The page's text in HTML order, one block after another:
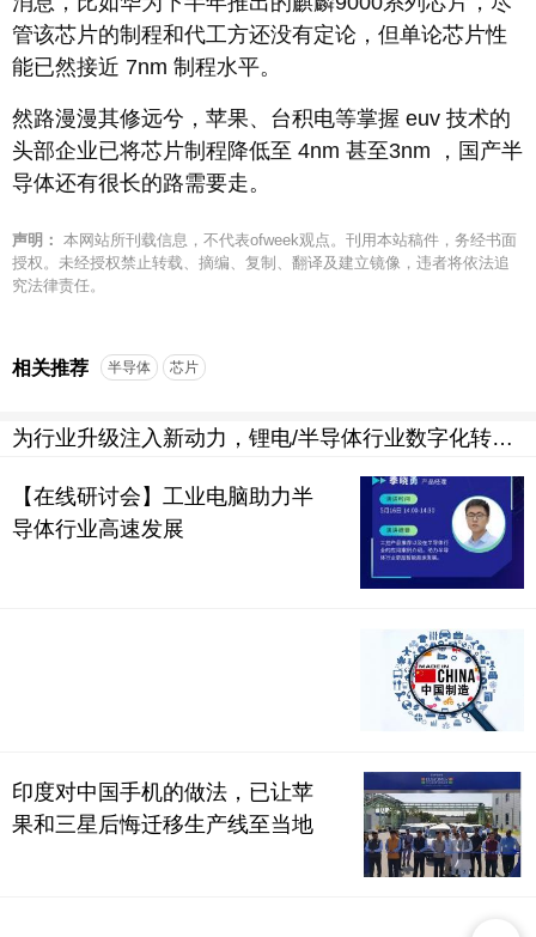
管该芯片的制程和代工方还没有定论，但单论芯片性
能已然接近 7nm 制程水平。
然路漫漫其修远兮，苹果、台积电等掌握 euv 技术的
头部企业已将芯片制程降低至 4nm 甚至3nm ，国产半
导体还有很长的路需要走。
声明： 本网站所刊载信息，不代表ofweek观点。刊用本站稿件，务经书面
授权。未经授权禁止转载、摘编、复制、翻译及建立镜像，违者将依法追
究法律责任。
相关推荐 半导体 芯片
为行业升级注入新动力，锂电/半导体行业数字化转型在线研讨会圆满落幕
【在线研讨会】工业电脑助力半
导体行业高速发展
印度对中国手机的做法，已让苹
果和三星后悔迁移生产线至当地